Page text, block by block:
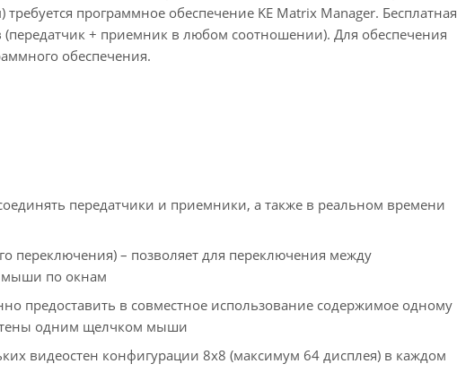
программное обеспечение KE Matrix Manager. Бесплатная
+ приемник в любом соотношении). Для обеспечения
обеспечения.
передатчики и приемники, а также в реальном времени
переключения) – позволяет для переключения между
мыши по окнам
предоставить в совместное использование содержимое одному
одним щелчком мыши
видеостен конфигурации 8x8 (максимум 64 дисплея) в каждом